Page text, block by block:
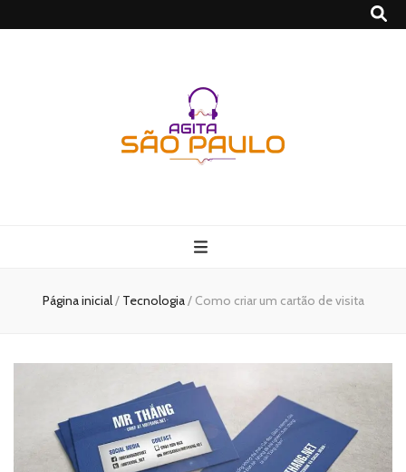
Agito
Página inicial/ Tecnologia/ Como criar um cartão de visita